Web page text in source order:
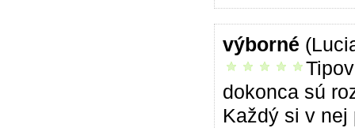
výborné
vrelo odporúčam
dokonca sú
Každý si v nej